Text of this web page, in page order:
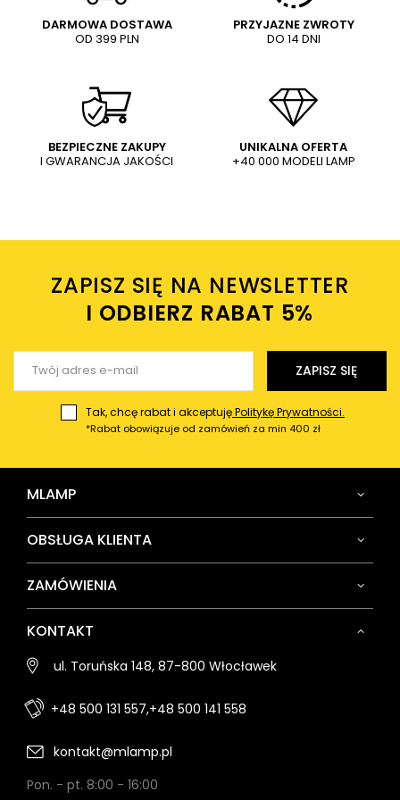
430,00 PLN 387,00 PLN
3000-6000K czarny
249,00 PLN
Treść twojej opinii
Dodaj własne zdjęcie produktu:
Twoje imię
Twój email
DARMOWA DOSTAWA
OD 399 PLN
PRZYJAZNE ZWROTY
DO 14 DNI
BEZPIECZNE ZAKUPY
I GWARANCJA JAKOŚCI
UNIKALNA OFERTA
+40 000 MODELI LAMP
ZAPISZ SIĘ NA NEWSLETTER
I ODBIERZ RABAT 5%ㅤ
ZAPISZ SIĘ
Tak, chcę rabat i akceptujęPolitykę Prywatności.
*Rabat obowiązuje od zamówień za min 400 zł
MLAMP
OBSŁUGA KLIENTA
ZAMÓWIENIA
KONTAKT
ul. Toruńska 148, 87-800 Włocławek
+48 500 131 557,+48 500 141 558
kontakt@mlamp.pl
Pon. - pt. 8:00 - 16:00